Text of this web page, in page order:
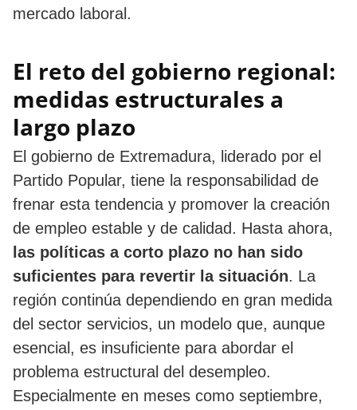
mercado laboral.
El reto del gobierno regional:
medidas estructurales a
largo plazo
El gobierno de Extremadura, liderado por el
Partido Popular, tiene la responsabilidad de
frenar esta tendencia y promover la creación
de empleo estable y de calidad. Hasta ahora,
las políticas a corto plazo no han sido
suficientes para revertir la situación. La
región continúa dependiendo en gran medida
del sector servicios, un modelo que, aunque
esencial, es insuficiente para abordar el
problema estructural del desempleo.
Especialmente en meses como septiembre,